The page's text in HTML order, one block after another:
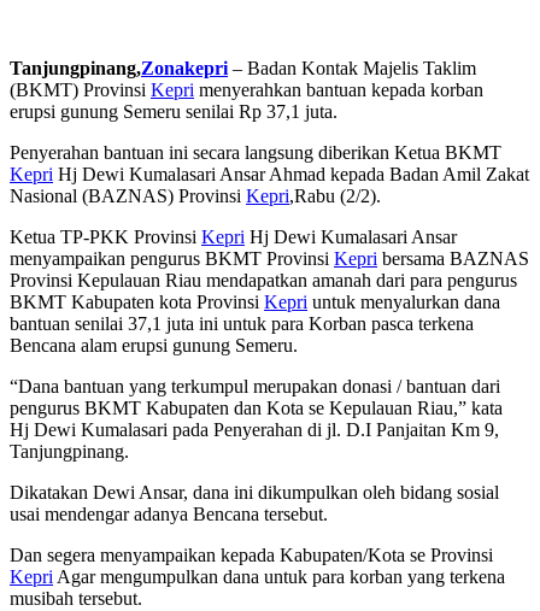
Tanjungpinang,Zonakepri – Badan Kontak Majelis Taklim
(BKMT) Provinsi Kepri menyerahkan bantuan kepada korban
erupsi gunung Semeru senilai Rp 37,1 juta.
Penyerahan bantuan ini secara langsung diberikan Ketua BKMT
Kepri Hj Dewi Kumalasari Ansar Ahmad kepada Badan Amil Zakat
Nasional (BAZNAS) Provinsi Kepri,Rabu (2/2).
Ketua TP-PKK Provinsi Kepri Hj Dewi Kumalasari Ansar
menyampaikan pengurus BKMT Provinsi Kepri bersama BAZNAS
Provinsi Kepulauan Riau mendapatkan amanah dari para pengurus
BKMT Kabupaten kota Provinsi Kepri untuk menyalurkan dana
bantuan senilai 37,1 juta ini untuk para Korban pasca terkena
Bencana alam erupsi gunung Semeru.
“Dana bantuan yang terkumpul merupakan donasi / bantuan dari
pengurus BKMT Kabupaten dan Kota se Kepulauan Riau,” kata
Hj Dewi Kumalasari pada Penyerahan di jl. D.I Panjaitan Km 9,
Tanjungpinang.
Dikatakan Dewi Ansar, dana ini dikumpulkan oleh bidang sosial
usai mendengar adanya Bencana tersebut.
Dan segera menyampaikan kepada Kabupaten/Kota se Provinsi
Kepri Agar mengumpulkan dana untuk para korban yang terkena
musibah tersebut.